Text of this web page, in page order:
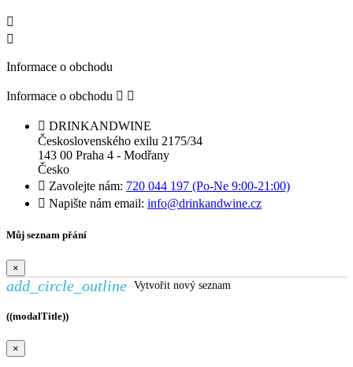


Informace o obchodu
Informace o obchodu  
 DRINKANDWINE
Československého exilu 2175/34
143 00 Praha 4 - Modřany
Česko
 Zavolejte nám: 720 044 197 (Po-Ne 9:00-21:00)
 Napište nám email: info@drinkandwine.cz
Můj seznam přání
×
add_circle_outline Vytvořit nový seznam
((modalTitle))
×